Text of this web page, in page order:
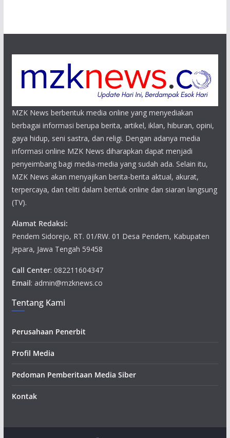
MZK News berbentuk media online yang menyediakan
berbagai informasi berupa berita, artikel, iklan, hiburan, opini,
gaya hidup, seni sastra, dan religi. Dengan adanya media
informasi online MZK News diharapkan dapat menjadi
penyeimbang bagi media-media yang sudah ada. Selain itu,
MZK News akan menyajikan berita-berita aktual, akurat,
terpercaya, dan teliti dalam bentuk online dan siaran langsung
(TV).
Alamat Redaksi:
Pendem Sidorejo, RT. 01/RW. 01 Desa Pendem, Kabupaten
Jepara, Jawa Tengah 59458
Call Center: 082211604347
Email: admin@mzknews.co
Tentang Kami
Perusahaan Penerbit
Profil Media
Pedoman Pemberitaan Media Siber
Kontak